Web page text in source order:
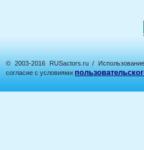
© 2003-2016 RUSactors.ru /
согласие с условиями